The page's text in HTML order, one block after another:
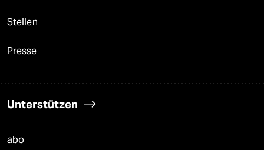
Stellen
Presse
Unterstützen
abo